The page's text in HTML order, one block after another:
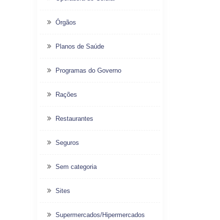
Órgãos
Planos de Saúde
Programas do Governo
Rações
Restaurantes
Seguros
Sem categoria
Sites
Supermercados/Hipermercados